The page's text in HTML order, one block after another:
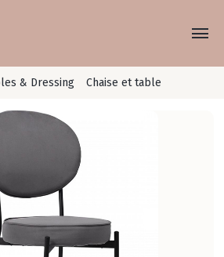
Explorer
Conseils
& Dressing Chaise et table